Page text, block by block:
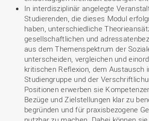
In interdisziplinär angelegte
Studierenden, die dieses Modul
haben, unterschiedliche
gesellschaftlichen und
aus dem Themenspektrum der
unterscheiden, vergleichen und
kritischen Reflexion, dem Austausch
Studiengruppe und der
Positionen erwerben sie
Bezüge und Zielstellungen klar zu
begründen und für praxisbezogene